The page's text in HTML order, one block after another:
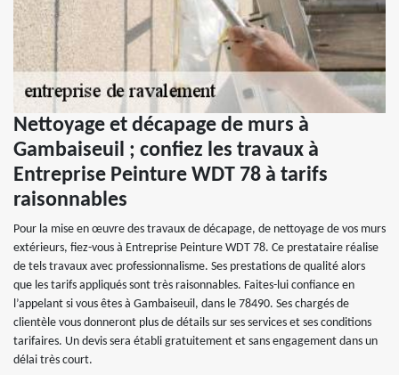
Nettoyage et décapage de murs à
Gambaiseuil ; confiez les travaux à
Entreprise Peinture WDT 78 à tarifs
raisonnables
Pour la mise en œuvre des travaux de décapage, de nettoyage de vos murs
extérieurs, fiez-vous à Entreprise Peinture WDT 78. Ce prestataire réalise
de tels travaux avec professionnalisme. Ses prestations de qualité alors
que les tarifs appliqués sont très raisonnables. Faites-lui confiance en
l’appelant si vous êtes à Gambaiseuil, dans le 78490. Ses chargés de
clientèle vous donneront plus de détails sur ses services et ses conditions
tarifaires. Un devis sera établi gratuitement et sans engagement dans un
délai très court.